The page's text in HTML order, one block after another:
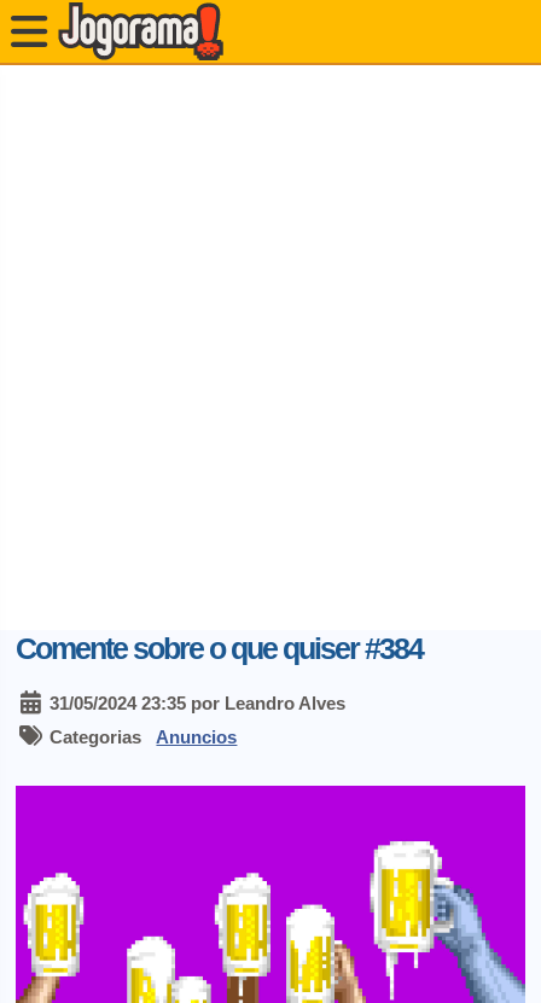
Comente sobre o que quiser #384
31/05/2024 23:35 por Leandro Alves
Categorias Anuncios